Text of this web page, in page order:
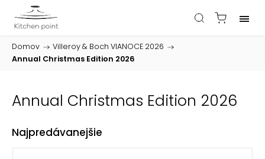
Domov / Villeroy & Boch VIANOCE 2026 /
Annual Christmas Edition 2026
Annual Christmas Edition 2026
Najpredávanejšie